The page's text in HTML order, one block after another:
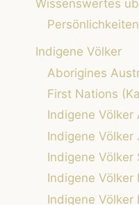
Wissenswertes
Persönlichkeiten
Indigene Völker
Aborigines
First Nations
Indigene Völker
Indigene Völker
Indigene Völker
Indigene Völker
Indigene Völker